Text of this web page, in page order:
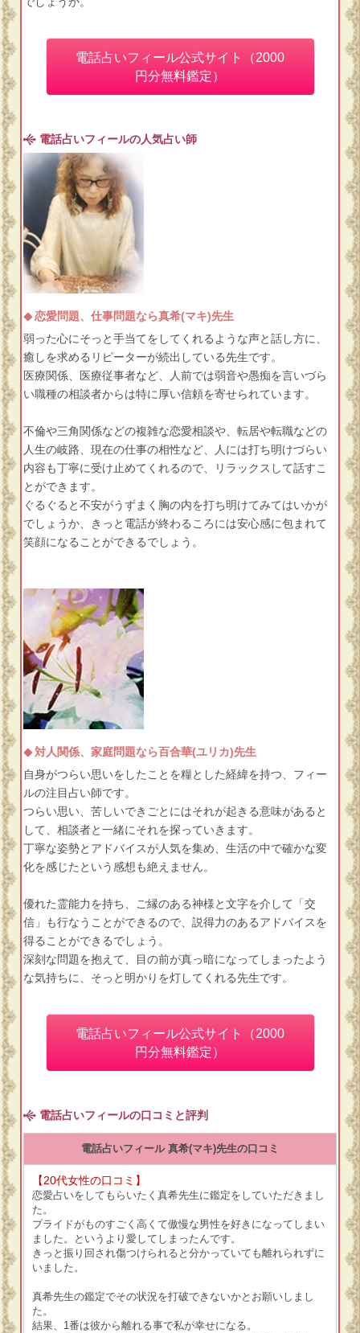
電話占いフィール公式サイト（2000
円分無料鑑定）
電話占いフィールの人気占い師
恋愛問題、仕事問題なら真希(マキ)先生
弱った心にそっと手当てをしてくれるような声と話し方に、
癒しを求めるリピーターが続出している先生です。
医療関係、医療従事者など、人前では弱音や愚痴を言いづら
い職種の相談者からは特に厚い信頼を寄せられています。
不倫や三角関係などの複雑な恋愛相談や、転居や転職などの
人生の岐路、現在の仕事の相性など、人には打ち明けづらい
内容も丁寧に受け止めてくれるので、リラックスして話すこ
とができます。
ぐるぐると不安がうずまく胸の内を打ち明けてみてはいかが
でしょうか、きっと電話が終わるころには安心感に包まれて
笑顔になることができるでしょう。
対人関係、家庭問題なら百合華(ユリカ)先生
自身がつらい思いをしたことを糧とした経緯を持つ、フィー
ルの注目占い師です。
つらい思い、苦しいできごとにはそれが起きる意味があると
して、相談者と一緒にそれを探っていきます。
丁寧な姿勢とアドバイスが人気を集め、生活の中で確かな変
化を感じたという感想も絶えません。
優れた霊能力を持ち、ご縁のある神様と文字を介して「交
信」も行なうことができるので、説得力のあるアドバイスを
得ることができるでしょう。
深刻な問題を抱えて、目の前が真っ暗になってしまったよう
な気持ちに、そっと明かりを灯してくれる先生です。
電話占いフィール公式サイト（2000
円分無料鑑定）
電話占いフィールの口コミと評判
電話占いフィール 真希(マキ)先生の口コミ
【20代女性の口コミ】
恋愛占いをしてもらいたく真希先生に鑑定をしていただきまし
た。
プライドがものすごく高くて傲慢な男性を好きになってしまい
ました。というより愛してしまったんです。
きっと振り回され傷つけられると分かっていても離れられずに
いました。
真希先生の鑑定でその状況を打破できないかとお願いしまし
た。
結果、1番は彼から離れる事で私が幸せになる。